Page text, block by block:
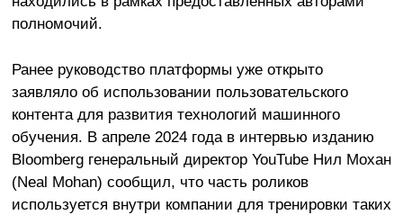
полномочий.
Ранее руководство платформы уже открыто
заявляло об использовании пользовательского
контента для развития технологий машинного
обучения. В апреле 2024 года в интервью изданию
Bloomberg генеральный директор YouTube Нил Мохан
(Neal Mohan) сообщил, что часть роликов
используется внутри компании для тренировки таких